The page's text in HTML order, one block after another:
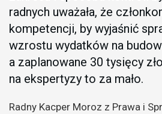
radnych uważała, że
kompetencji, by wyjaśnić
wzrostu wydatków na
a zaplanowane 30 tysięcy
na ekspertyzy to za mało.
Radny Kacper Moroz z Prawa i